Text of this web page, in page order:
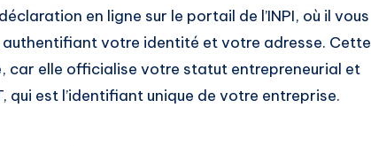
en ligne sur le portail de l’INPI, où il vous
votre identité et votre adresse. Cette
car elle officialise votre statut entrepreneurial et
qui est l’identifiant unique de votre entreprise.